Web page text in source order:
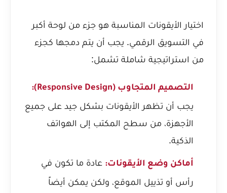
اختيار الأيقونات المناسبة هو جزء من لوحة أكبر
في التسويق الرقمي. يجب أن يتم دمجها كجزء
من استراتيجية شاملة تشمل:
التصميم المتجاوب (Responsive Design):
يجب أن تظهر الأيقونات بشكل جيد على جميع
الأجهزة، من سطح المكتب إلى الهواتف
الذكية.
أماكن وضع الأيقونات: عادة ما تكون في
رأس أو تذييل الموقع، ولكن يمكن أيضاً